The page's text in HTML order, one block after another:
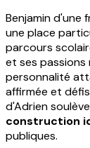
Benjamin d'une
une place
parcours
et ses
personnalité
affirmée et
d'Adrien
construction
publiques.